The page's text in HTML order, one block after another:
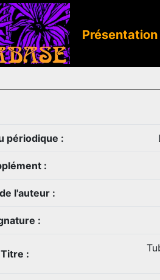
Présentation
périodique :
:
l'auteur :
:
Titre :